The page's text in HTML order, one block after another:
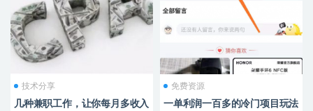
技术分享
几种兼职工作，让你每月多收入
免费资源
一单利润一百多的冷门项目玩法